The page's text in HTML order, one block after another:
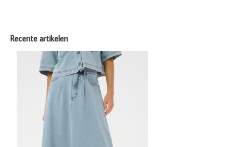
Recente artikelen